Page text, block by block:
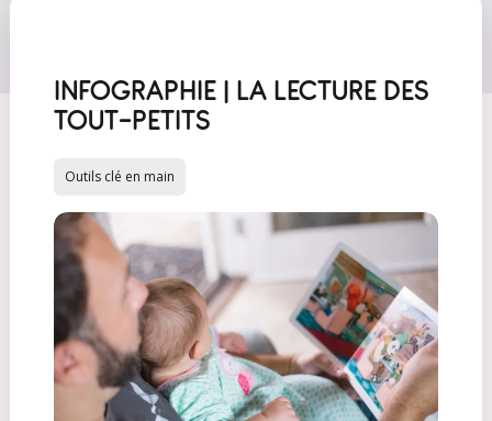
INFOGRAPHIE | LA LECTURE DES
TOUT-PETITS
Outils clé en main